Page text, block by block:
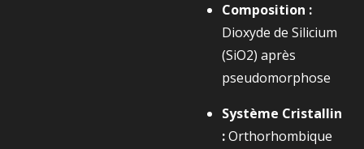
Composition :
Dioxyde de Silicium
(SiO2​) après
pseudomorphose
Système Cristallin
:Orthorhombique